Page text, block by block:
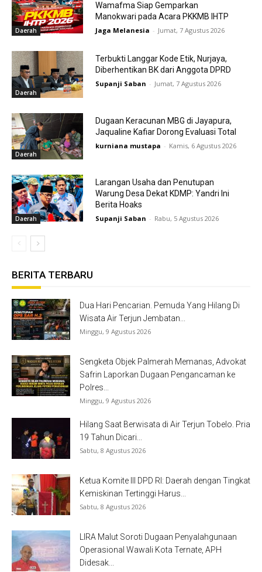
Daerah
Wamafma Siap Gemparkan
Manokwari pada Acara PKKMB IHTP
Jaga Melanesia - Jumat, 7 Agustus 2026
Daerah
Terbukti Langgar Kode Etik, Nurjaya,
Diberhentikan BK dari Anggota DPRD
Supanji Saban - Jumat, 7 Agustus 2026
Daerah
Dugaan Keracunan MBG di Jayapura,
Jaqualine Kafiar Dorong Evaluasi Total
kurniana mustapa - Kamis, 6 Agustus 2026
Daerah
Larangan Usaha dan Penutupan
Warung Desa Dekat KDMP: Yandri Ini
Berita Hoaks
Supanji Saban - Rabu, 5 Agustus 2026
BERITA TERBARU
Dua Hari Pencarian. Pemuda Yang Hilang Di
Wisata Air Terjun Jembatan...
Minggu, 9 Agustus 2026
Sengketa Objek Palmerah Memanas, Advokat
Safrin Laporkan Dugaan Pengancaman ke
Polres...
Minggu, 9 Agustus 2026
Hilang Saat Berwisata di Air Terjun Tobelo. Pria
19 Tahun Dicari...
Sabtu, 8 Agustus 2026
Ketua Komite III DPD RI: Daerah dengan Tingkat
Kemiskinan Tertinggi Harus...
Sabtu, 8 Agustus 2026
LIRA Malut Soroti Dugaan Penyalahgunaan
Operasional Wawali Kota Ternate, APH
Didesak...